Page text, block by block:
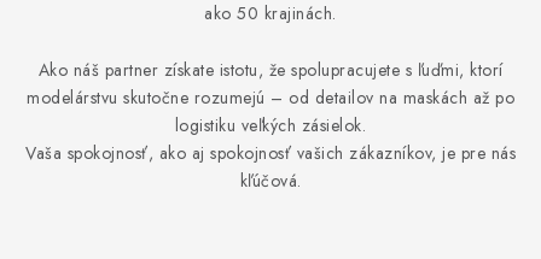
ako 50 krajinách.
Ako náš partner získate istotu, že spolupracujete s ľuďmi, ktorí
modelárstvu skutočne rozumejú – od detailov na maskách až po
logistiku veľkých zásielok.
Vaša spokojnosť, ako aj spokojnosť vašich zákazníkov, je pre nás
kľúčová.